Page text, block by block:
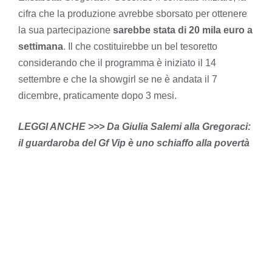
cifra che la produzione avrebbe sborsato per ottenere
la sua partecipazione sarebbe stata di 20 mila euro a
settimana. Il che costituirebbe un bel tesoretto
considerando che il programma è iniziato il 14
settembre e che la showgirl se ne è andata il 7
dicembre, praticamente dopo 3 mesi.
LEGGI ANCHE >>> Da Giulia Salemi alla Gregoraci:
il guardaroba del Gf Vip è uno schiaffo alla povertà